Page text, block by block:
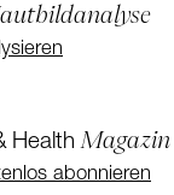
HealthMagazin
abonnieren